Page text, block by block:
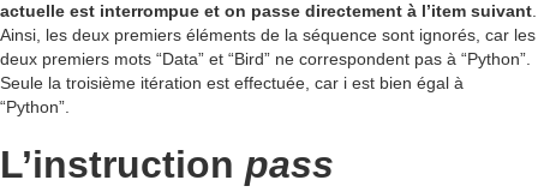
actuelle est interrompue et on passe directement à l’item suivant
Ainsi, les deux premiers éléments de la séquence sont ignorés, car les
deux premiers mots “Data” et “Bird” ne correspondent pas à “Python”.
Seule la troisième itération est effectuée, car i est bien égal à
“Python”.
L’instruction pass